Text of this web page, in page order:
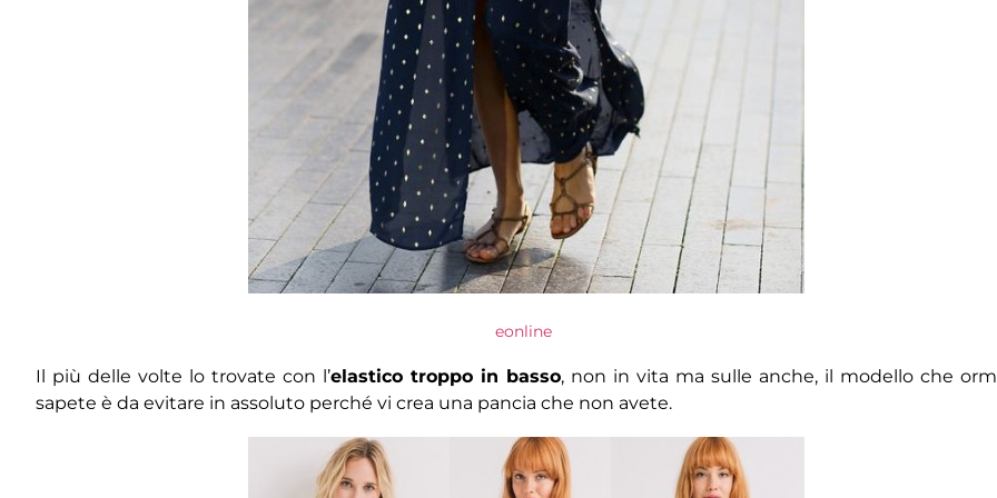
eonline
Il più delle volte lo trovate con l’elastico troppo in basso, non in vita ma sulle anche, il modello che
sapete è da evitare in assoluto perché vi crea una pancia che non avete.